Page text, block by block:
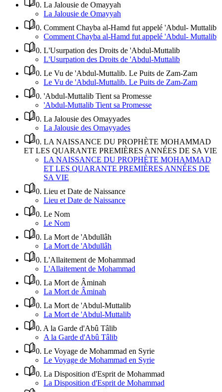
0. La Jalousie de Omayyah
La Jalousie de Omayyah
0. Comment Chayba al-Hamd fut appelé 'Abdul- Muttalib
Comment Chayba al-Hamd fut appelé 'Abdul- Muttalib
0. L'Usurpation des Droits de 'Abdul-Muttalib
L'Usurpation des Droits de 'Abdul-Muttalib
0. Le Vu de 'Abdul-Muttalib. Le Puits de Zam-Zam
Le Vu de 'Abdul-Muttalib. Le Puits de Zam-Zam
0. 'Abdul-Muttalib Tient sa Promesse
'Abdul-Muttalib Tient sa Promesse
0. La Jalousie des Omayyades
La Jalousie des Omayyades
0. LA NAISSANCE DU PROPHÈTE MOHAMMAD
ET LES QUARANTE PREMIÈRES ANNÉES DE SA VIE
LA NAISSANCE DU PROPHÈTE MOHAMMAD
ET LES QUARANTE PREMIÈRES ANNÉES DE
SA VIE
0. Lieu et Date de Naissance
Lieu et Date de Naissance
0. Le Nom
Le Nom
0. La Mort de 'Abdullâh
La Mort de 'Abdullâh
0. L'Allaitement de Mohammad
L'Allaitement de Mohammad
0. La Mort de Âminah
La Mort de Âminah
0. La Mort de 'Abdul-Muttalib
La Mort de 'Abdul-Muttalib
0. A la Garde d'Abû Tâlib
A la Garde d'Abû Tâlib
0. Le Voyage de Mohammad en Syrie
Le Voyage de Mohammad en Syrie
0. La Disposition d'Esprit de Mohammad
La Disposition d'Esprit de Mohammad